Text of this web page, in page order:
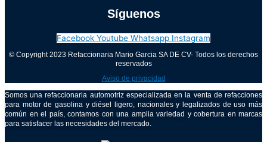
Síguenos
Facebook Youtube Whatsapp Instagram
© Copyright 2023 Refaccionaria Mario Garcia SA DE CV- Todos los derechos
reservados
Aviso de privacidad
Somos una refaccionaria automotriz especializada en la venta de refacciones
para motor de gasolina y diésel ligero, nacionales y legalizados de uso más
común en el país, contamos con una amplia variedad y cobertura en marcas
para satisfacer las necesidades del mercado.